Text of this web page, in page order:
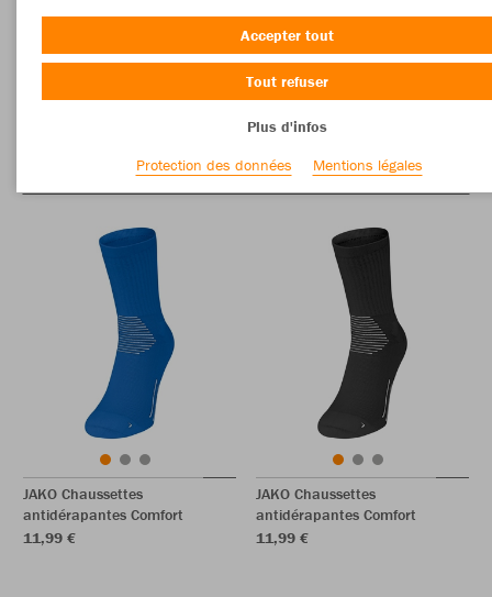
Taille
JAKO Chaussettes
antidérapantes Comfort
11,99 €
JAKO Chaussettes
antidérapantes Comfort
11,99 €
Accepter tout
Tout refuser
Plus d'infos
Protection des données
Mentions légales